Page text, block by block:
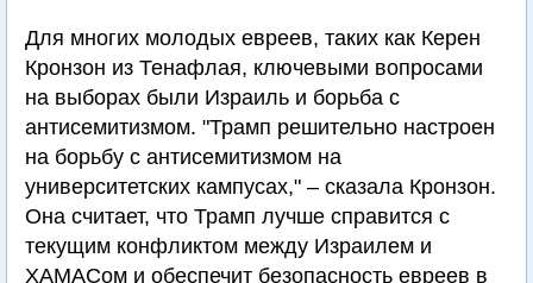
Для многих молодых евреев, таких как Керен
Кронзон из Тенафлая, ключевыми вопросами
на выборах были Израиль и борьба с
антисемитизмом. "Трамп решительно настроен
на борьбу с антисемитизмом на
университетских кампусах," – сказала Кронзон.
Она считает, что Трамп лучше справится с
текущим конфликтом между Израилем и
ХАМАСом и обеспечит безопасность евреев в